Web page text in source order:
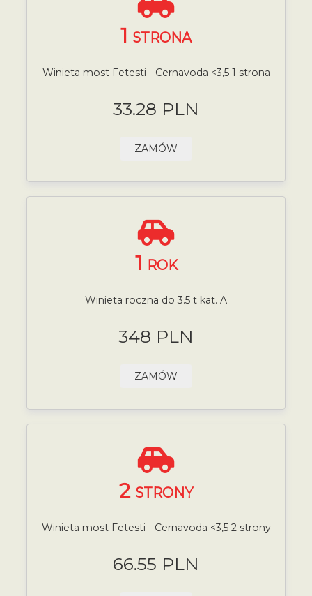
1 STRONA
Winieta most Fetesti - Cernavoda <3,5 1 strona
33.28 PLN
ZAMÓW
1 ROK
Winieta roczna do 3.5 t kat. A
348 PLN
ZAMÓW
2 STRONY
Winieta most Fetesti - Cernavoda <3,5 2 strony
66.55 PLN